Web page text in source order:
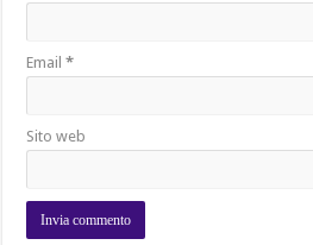
Email*
Sito web